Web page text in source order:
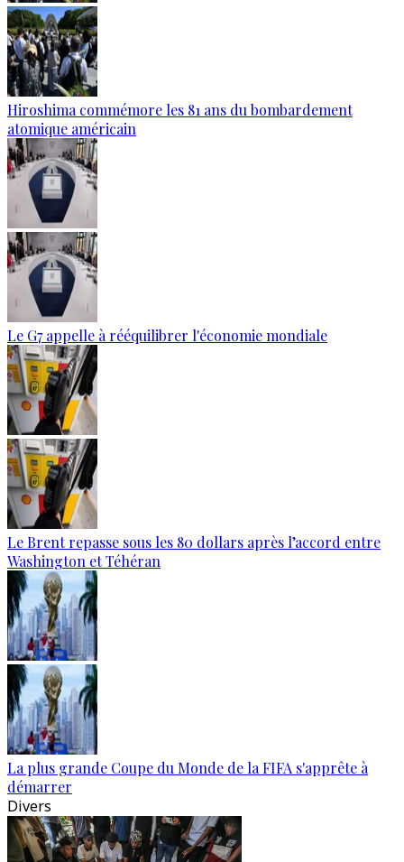
Hiroshima commémore les 81 ans du bombardement
atomique américain
Le G7 appelle à rééquilibrer l'économie mondiale
Le Brent repasse sous les 80 dollars après l’accord entre
Washington et Téhéran
La plus grande Coupe du Monde de la FIFA s'apprête à
démarrer
Divers